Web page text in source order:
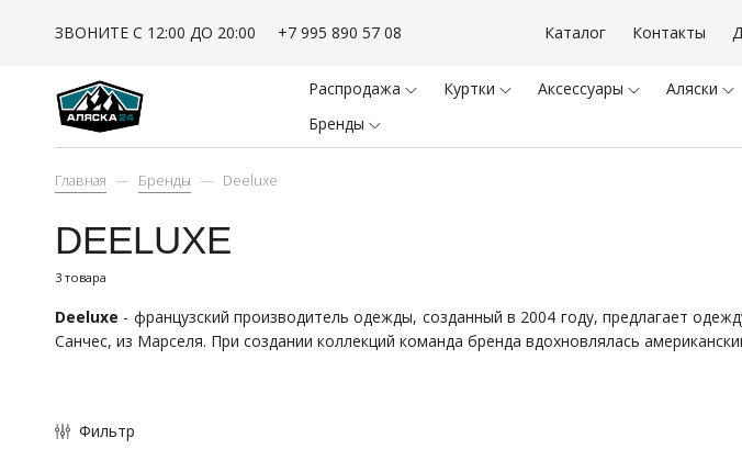
ЗВОНИТЕ С 12:00 ДО 20:00 +7 995 890 57 08 Каталог Контакты
Распродажа Куртки Аксессуары Аляски
Бренды
Главная Бренды Deeluxe
DEELUXE
3 товара
Deeluxe - французский производитель одежды, созданный в 2004 году, предлагает
Санчес, из Марселя. При создании коллекций команда бренда вдохновлялась
Фильтр
Брюки Vintage Industries
КУРТКИ ROTHCO
БРЮКИ ROTHCO